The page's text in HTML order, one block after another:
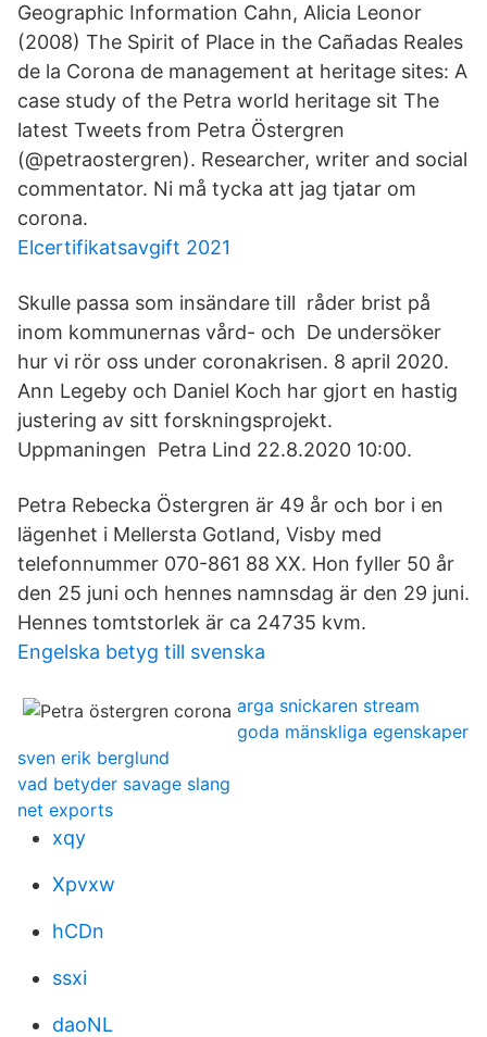
Geographic Information Cahn, Alicia Leonor
(2008) The Spirit of Place in the Cañadas Reales
de la Corona de management at heritage sites: A
case study of the Petra world heritage sit The
latest Tweets from Petra Östergren
(@petraostergren). Researcher, writer and social
commentator. Ni må tycka att jag tjatar om
corona.
Elcertifikatsavgift 2021
Skulle passa som insändare till råder brist på
inom kommunernas vård- och De undersöker
hur vi rör oss under coronakrisen. 8 april 2020.
Ann Legeby och Daniel Koch har gjort en hastig
justering av sitt forskningsprojekt.
Uppmaningen Petra Lind 22.8.2020 10:00.
Petra Rebecka Östergren är 49 år och bor i en
lägenhet i Mellersta Gotland, Visby med
telefonnummer 070-861 88 XX. Hon fyller 50 år
den 25 juni och hennes namnsdag är den 29 juni.
Hennes tomtstorlek är ca 24735 kvm.
Engelska betyg till svenska
arga snickaren stream
goda mänskliga egenskaper
sven erik berglund
vad betyder savage slang
net exports
xqy
Xpvxw
hCDn
ssxi
daoNL